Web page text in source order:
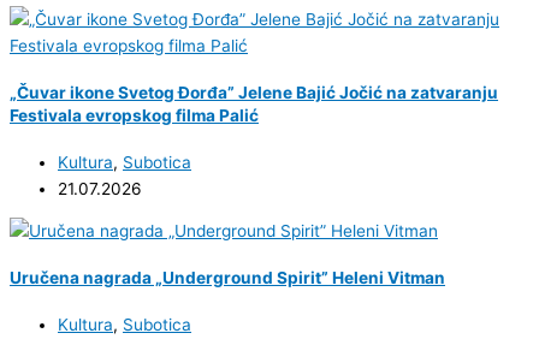
„Čuvar ikone Svetog Đorđa” Jelene Bajić Jočić na zatvaranju
Festivala evropskog filma Palić
Kultura, Subotica
21.07.2026
Uručena nagrada „Underground Spirit” Heleni Vitman
Kultura, Subotica